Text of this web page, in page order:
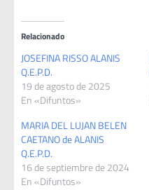
Relacionado
JOSEFINA RISSO ALANIS
Q.E.P.D.
19 de agosto de 2025
En «Difuntos»
MARIA DEL LUJAN BELEN
CAETANO de ALANIS
Q.E.P.D.
16 de septiembre de 2024
En «Difuntos»